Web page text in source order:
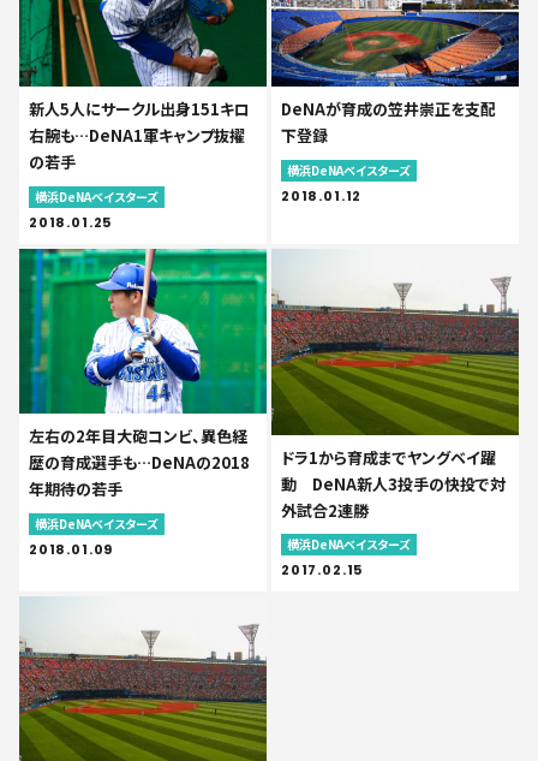
新人5人にサークル出身151キロ
右腕も…DeNA1軍キャンプ抜擢
の若手
横浜DeNAベイスターズ
2018.01.25
DeNAが育成の笠井崇正を支配
下登録
横浜DeNAベイスターズ
2018.01.12
左右の2年目大砲コンビ、異色経
歴の育成選手も…DeNAの2018
年期待の若手
横浜DeNAベイスターズ
2018.01.09
ドラ1から育成までヤングベイ躍
動 DeNA新人3投手の快投で対
外試合2連勝
横浜DeNAベイスターズ
2017.02.15